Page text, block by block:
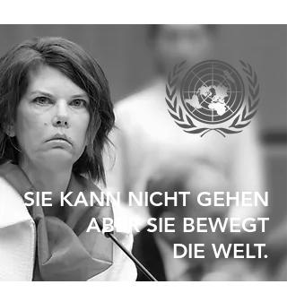
SIE KANN NICHT GEHEN
ABER SIE BEWEGT
DIE WELT.